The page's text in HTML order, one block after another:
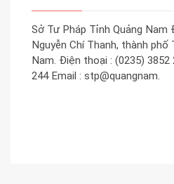
Sở Tư Pháp Tỉnh Quảng
Nguyễn Chí Thanh, thành phố
Nam. Điện thoại : (0235) 3852
244 Email : stp@quangnam.